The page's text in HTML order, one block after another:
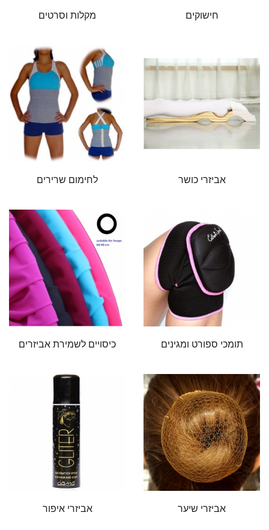
חישוקים מקלות וסרטים
אביזרי כושר לחימום שרירים
תומכי ספורט ומגינים כיסויים לשמירת אביזרים
אביזרי שיער אביזרי איפור